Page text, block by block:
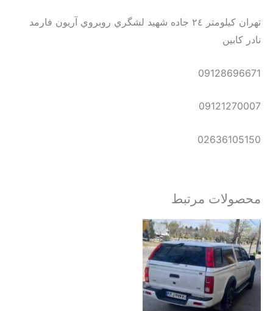
تهران كيلومتر ٢٤ جاده شهيد لشگري روبروي آريون فارمد
نادر كابين
09128696671
09121270007
02636105150
محصولات مرتبط